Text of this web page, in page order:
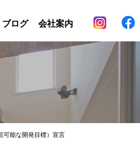
ブログ 会社案内
能な開発目標）宣言